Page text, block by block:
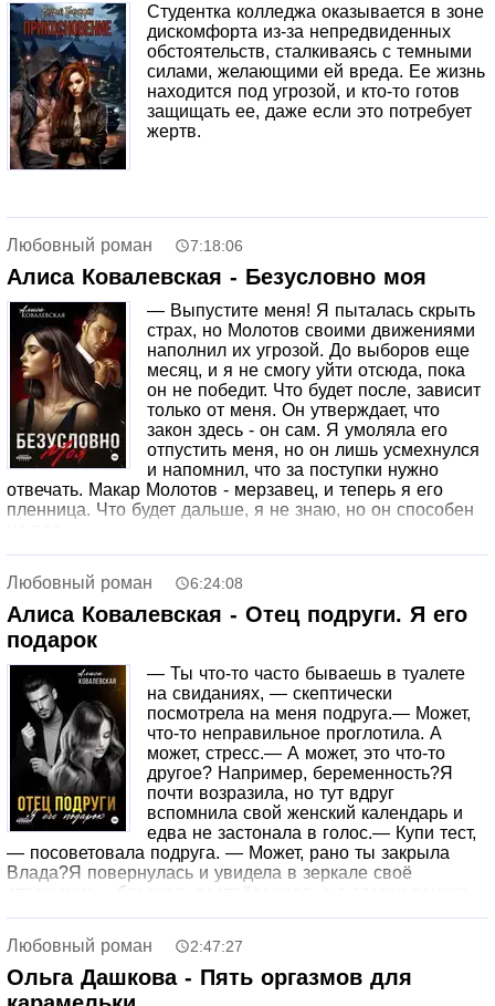
Студентка колледжа оказывается в зоне
дискомфорта из-за непредвиденных
обстоятельств, сталкиваясь с темными
силами, желающими ей вреда. Ее жизнь
находится под угрозой, и кто-то готов
защищать ее, даже если это потребует
жертв.
Любовный роман 7:18:06
Алиса Ковалевская - Безусловно моя
— Выпустите меня! Я пыталась скрыть
страх, но Молотов своими движениями
наполнил их угрозой. До выборов еще
месяц, и я не смогу уйти отсюда, пока
он не победит. Что будет после, зависит
только от меня. Он утверждает, что
закон здесь - он сам. Я умоляла его
отпустить меня, но он лишь усмехнулся
и напомнил, что за поступки нужно
отвечать. Макар Молотов - мерзавец, и теперь я его
пленница. Что будет дальше, я не знаю, но он способен
Любовный роман 6:24:08
Алиса Ковалевская - Отец подруги. Я его
подарок
— Ты что-то часто бываешь в туалете
на свиданиях, — скептически
посмотрела на меня подруга.— Может,
что-то неправильное проглотила. А
может, стресс.— А может, это что-то
другое? Например, беременность?Я
почти возразила, но тут вдруг
вспомнила свой женский календарь и
едва не застонала в голос.— Купи тест,
— посоветовала подруга. — Может, рано ты закрыла
Влада?Я повернулась и увидела в зеркале своё
отражение – бледная, растрёпанная, а в глазах паника.
супругом моей лучшей подруги, которому меня
подарили.
Любовный роман 2:47:27
Ольга Дашкова - Пять оргазмов для